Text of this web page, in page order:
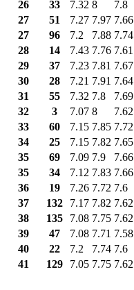
26
33 7.32 8 7.8
27
51 7.27 7.97 7.66
27
96 7.2 7.88 7.74
28
14 7.43 7.76 7.61
29
37 7.23 7.81 7.67
30
28 7.21 7.91 7.64
31
55 7.32 7.8 7.69
32
3 7.07 8 7.62
33
60 7.15 7.85 7.72
34
25 7.15 7.82 7.65
35
69 7.09 7.9 7.66
35
34 7.12 7.83 7.66
36
19 7.26 7.72 7.6
37
132 7.17 7.82 7.62
38
135 7.08 7.75 7.62
39
47 7.08 7.71 7.58
40
22 7.2 7.74 7.6
41
129 7.05 7.75 7.62